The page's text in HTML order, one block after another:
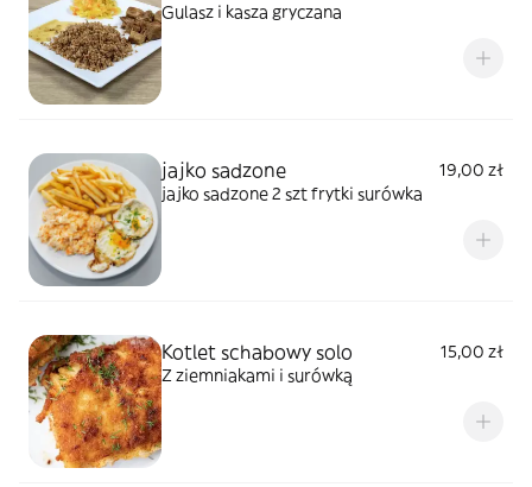
Gulasz i kasza gryczana
jajko sadzone
19,00 zł
jajko sadzone 2 szt frytki surówka
Kotlet schabowy solo
15,00 zł
Z ziemniakami i surówką